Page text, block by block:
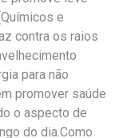
e
contra os raios
para não
promover saúde
o aspecto de
do dia.Como